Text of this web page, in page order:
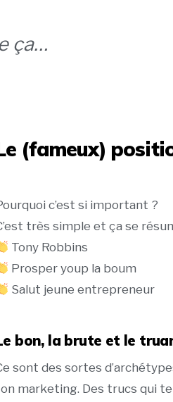
ça…
(fameux)
c’est si important ?
très simple et ça se
Tony Robbins
Prosper youp la boum
Salut jeune entrepreneur
bon, la brute et le
sont des sortes
marketing. Des trucs qui